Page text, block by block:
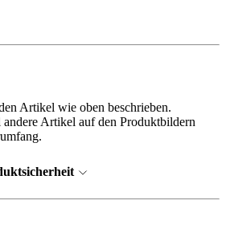
Artikel wie oben beschrieben.
Artikel auf den Produktbildern